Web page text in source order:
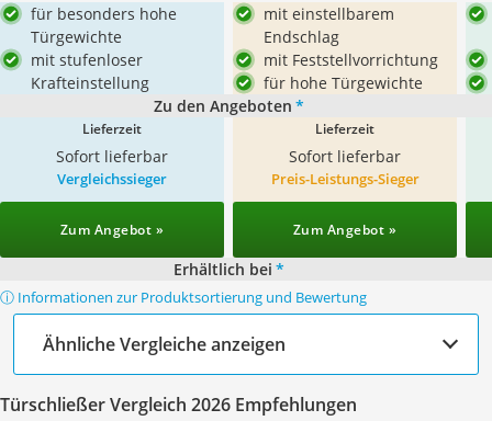
für besonders hohe
Türgewichte
mit stufenloser
Krafteinstellung
mit einstellbarem
Endschlag
mit Feststellvorrichtung
für hohe Türgewichte
Zu den Angeboten *
Lieferzeit
Sofort lieferbar
Lieferzeit
Sofort lieferbar
Vergleichssieger
Zum Angebot »
Preis-Leistungs-Sieger
Zum Angebot »
Erhältlich bei *
ⓘ Informationen zur Produktsortierung und Bewertung
Ähnliche Vergleiche anzeigen
Türschließer Vergleich 2026 Empfehlungen